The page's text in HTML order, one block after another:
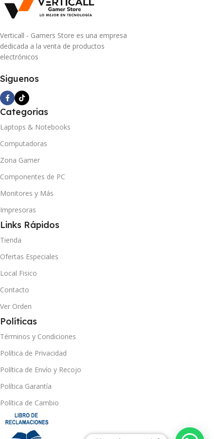
Verticall - Gamers Store es una empresa
dedicada a la venta de productos
electrónicos
Siguenos
Categorias
Laptops & Notebooks
Computadoras
Zona Gamer
Componentes de PC
Monitores y Más
Impresoras
Links Rápidos
Tienda
Ofertas Especiales
Local Fisico
Contacto
Ver Orden
Políticas
Términos y Condiciones
Política de Privacidad
Política de Envío y Recojo
Política Garantía
Política de Cambio